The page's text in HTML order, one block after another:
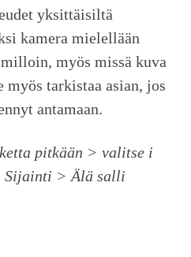
yksittäisiltä
kamera mielellään
myös missä kuva
myös tarkistaa asian, jos
antamaan.
pitkään > valitse i
Sijainti > Älä salli